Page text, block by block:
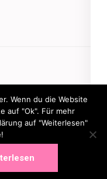
Wenn du die Website
auf "Ok". Für mehr
auf "Weiterlesen"